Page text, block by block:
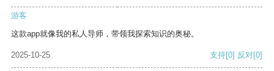
游客
这款app就像我的私人导师，带领我探索知识的奥秘。
2025-10-25 支持[0] 反对[0]